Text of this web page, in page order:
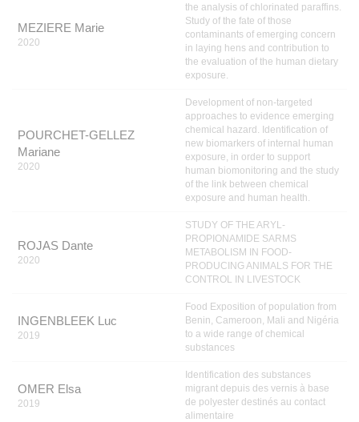
MEZIERE Marie
2020
the analysis of chlorinated paraffins.
Study of the fate of those
contaminants of emerging concern
in laying hens and contribution to
the evaluation of the human dietary
exposure.
POURCHET-GELLEZ
Mariane
2020
Development of non-targeted
approaches to evidence emerging
chemical hazard. Identification of
new biomarkers of internal human
exposure, in order to support
human biomonitoring and the study
of the link between chemical
exposure and human health.
ROJAS Dante
2020
STUDY OF THE ARYL-
PROPIONAMIDE SARMS
METABOLISM IN FOOD-
PRODUCING ANIMALS FOR THE
CONTROL IN LIVESTOCK
INGENBLEEK Luc
2019
Food Exposition of population from
Benin, Cameroon, Mali and Nigéria
to a wide range of chemical
substances
OMER Elsa
2019
Identification des substances
migrant depuis des vernis à base
de polyester destinés au contact
alimentaire